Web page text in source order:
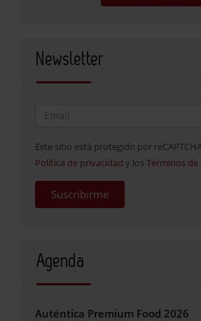
Newsletter
Este sitio está protegido por
Política de privacidad y los Términos de
Suscribirme
Agenda
Auténtica Premium Food 2026